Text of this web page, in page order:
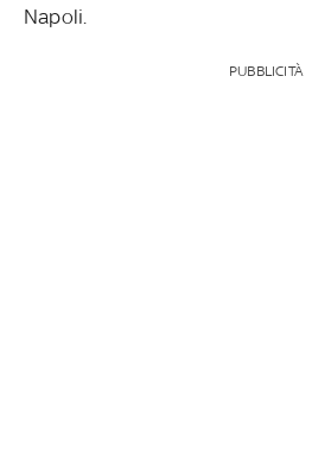
Napoli.
PUBBLICITÀ